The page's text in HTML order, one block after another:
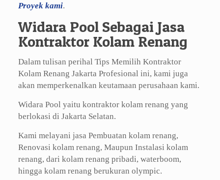
Proyek kami.
Widara Pool Sebagai Jasa
Kontraktor Kolam Renang
Dalam tulisan perihal Tips Memilih Kontraktor
Kolam Renang Jakarta Profesional ini, kami juga
akan memperkenalkan keutamaan perusahaan kami.
Widara Pool yaitu kontraktor kolam renang yang
berlokasi di Jakarta Selatan.
Kami melayani jasa Pembuatan kolam renang,
Renovasi kolam renang, Maupun Instalasi kolam
renang, dari kolam renang pribadi, waterboom,
hingga kolam renang berukuran olympic.